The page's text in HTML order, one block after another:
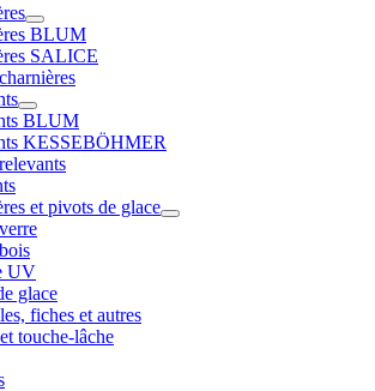
BLUM
SALICE
BLUM
KESSEBÖHMER
et pivots de glace
UV
glace
fiches et autres
touche-lâche